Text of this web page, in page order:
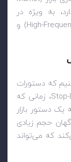
به ویژه در
High-) و
که دستورات
، زمانی که
دستور بازار
حجم زیادی
که می‌تواند